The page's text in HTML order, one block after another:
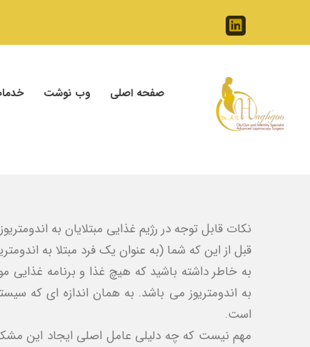
صفحه اصلی وب نوشت
نکات قابل توجه در رژیم غذایی مبتلایان به اندومتریوز
قبل از این که شما (به عنوان یک فرد مبتلا به
به خاطر داشته باشید که هیچ غذا و برنامه غذایی
به اندومتریوز می ‌باشد. به همان اندازه ای که
است.
مهم نیست که چه دلیلی عامل اصلی ایجاد این